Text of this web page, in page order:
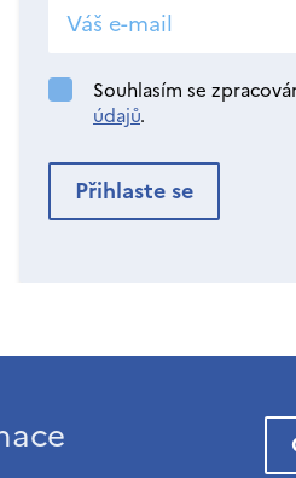
Souhlasím se
údajů.